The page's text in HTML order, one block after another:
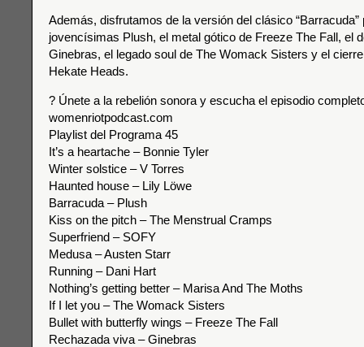
Además, disfrutamos de la versión del clásico “Barracuda”
jovencísimas Plush, el metal gótico de Freeze The Fall, el
Ginebras, el legado soul de The Womack Sisters y el
Hekate Heads.
? Únete a la rebelión sonora y escucha el episodio
womenriotpodcast.com
Playlist del Programa 45
It’s a heartache – Bonnie Tyler
Winter solstice – V Torres
Haunted house – Lily Löwe
Barracuda – Plush
Kiss on the pitch – The Menstrual Cramps
Superfriend – SOFY
Medusa – Austen Starr
Running – Dani Hart
Nothing’s getting better – Marisa And The Moths
If I let you – The Womack Sisters
Bullet with butterfly wings – Freeze The Fall
Rechazada viva – Ginebras